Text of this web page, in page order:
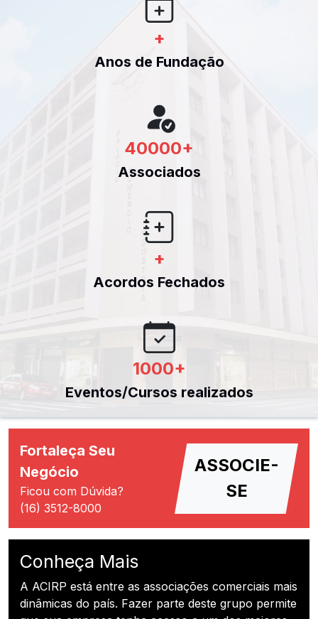
+
Anos de Fundação
40000+
Associados
+
Acordos Fechados
1000+
Eventos/Cursos realizados
Fortaleça Seu
Negócio
Ficou com Dúvida?
(16) 3512-8000
ASSOCIE-
SE
Conheça Mais
A ACIRP está entre as associações comerciais mais
dinâmicas do país. Fazer parte deste grupo permite